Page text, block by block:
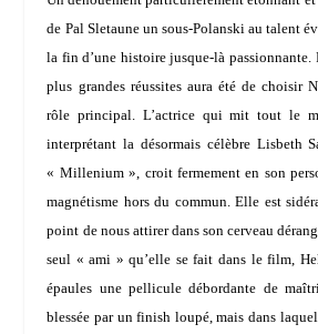
de Pal Sletaune un sous-Polanski au talent
la fin d’une histoire jusque-là passionnante.
plus grandes réussites aura été de choisir
rôle principal. L’actrice qui mit tout le
interprétant la désormais célèbre Lisbeth
« Millenium », croit fermement en son
magnétisme hors du commun. Elle est
point de nous attirer dans son cerveau
seul « ami » qu’elle se fait dans le film,
épaules une pellicule débordante de
blessée par un finish loupé, mais dans